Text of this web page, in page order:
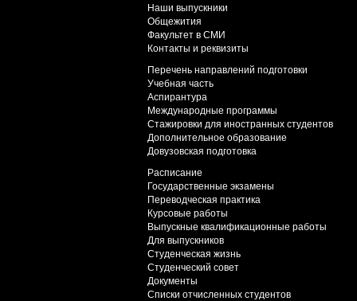
Наши выпускники
Общежития
Факультет в СМИ
Контакты и реквизиты
Перечень направлений подготовки
Учебная часть
Аспирантура
Международные программы
Стажировки для иностранных студентов
Дополнительное образование
Довузовская подготовка
Расписание
Государственные экзамены
Переводческая практика
Курсовые работы
Выпускные квалификационные работы
Для выпускников
Студенческая жизнь
Студенческий совет
Документы
Списки отчисленных студентов